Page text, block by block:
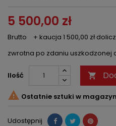
5 500,00 zł
Brutto
+ kaucja 1 500,00 zł
zwrotna po zdaniu uszkodzonej
Ilość 
 Ostatnie sztuki w
Udostępnij